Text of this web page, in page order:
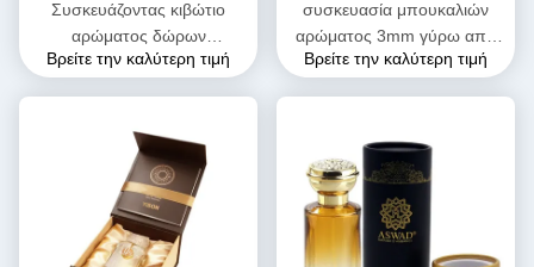
Συσκευάζοντας κιβώτιο
αρώματος δώρων
περάτωσης PMS μαγνητικό
Βρείτε την καλύτερη τιμή
συσκευασία μπουκαλιών
αρώματος 3mm γύρω από
τα κουτιά από χαρτόνι με τα
Βρείτε την καλύτερη τιμή